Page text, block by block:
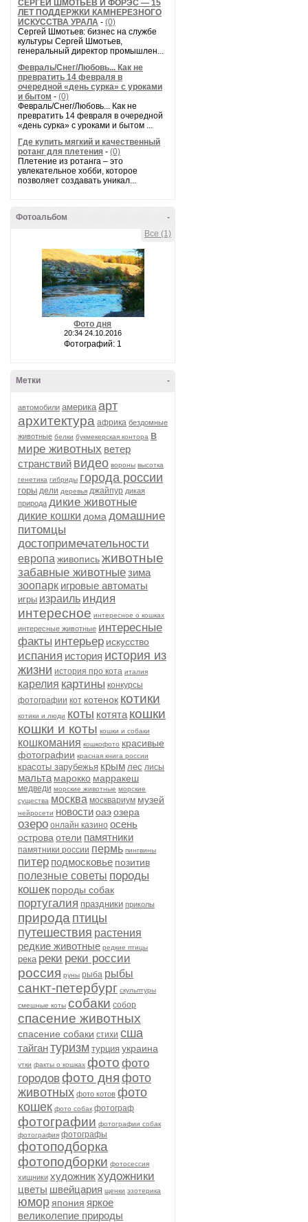
СЕРГЕЙ ШМОТЬЕВ И ФОРЭС — 15
ЛЕТ ПОДДЕРЖКИ КАМНЕРЕЗНОГО
ИСКУССТВА УРАЛА - (0)
Сергей Шмотьев: бизнес на службе
культуры Сергей Шмотьев,
генеральный директор промышлен...
Февраль/Снег/Любовь... Как не
превратить 14 февраля в
очередной «день сурка» с уроками
и бытом - (0)
Февраль/Снег/Любовь... Как не
превратить 14 февраля в очередной
«день сурка» с уроками и бытом ...
Где купить мягкий и качественный
ротанг для плетения - (0)
Плетение из ротанга – это
увлекательное хобби, которое
позволяет создавать уникал...
-
Фотоальбом
Все (1)
Фото дня
20:34 24.10.2016
Фотографий: 1
-
Метки
автомобили америка арт
архитектура африка бездомные
животные белки букмекерская контора в
мире животных ветер
странствий видео вороны высотка
генетика гибриды города россии
горы дели деревья джайпур дикая
природа дикие животные
дикие кошки дома домашние
питомцы
достопримечательности
европа живописьживотные
забавные животныезима
зоопарк игровые автоматы
игры израиль индия
интересное интересное о кошках
интересные животные интересные
факты интерьер искусство
испания история история из
жизни история про кота италия
карелия картины конкурсы
фотографии кот котенок котики
котики и люди коты котята кошки
кошки и коты кошки и собаки
кошкомания кошкофото красивые
фотографии красная книга россии
красоты зарубежья крым лес лисы
мальта марокко марракеш
медведи морские животные морские
существа москва москвариум музей
нейросети новостиоаэозера
озеро онлайн казино осень
острова отели памятники
памятники россии пермь пингвины
питер подмосковье позитив
полезные советы породы
кошек породы собак
португалия праздники приколы
природа птицы
путешествия растения
редкие животные редкие птицы
река реки реки россии
россия руны рыба рыбы
санкт-петербург скульптуры
смешные коты собаки собор
спасение животных
спасение собаки стихи сша
тайгантуризм турция украина
утки факты о кошках фото фото
городовфото дня фото
животных фото котов фото
кошек фото собак фотограф
фотографии фотографии собак
фотография фотографы
фотоподборка
фотоподборки фотосессия
хищники художникхудожники
цветы швейцария щенки эзотерика
юмор япония яркое
великолепие природы